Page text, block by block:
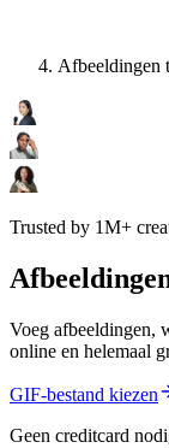
Afbeeldingen
Trusted by 1M+
Voeg afbeeldingen,
online en helemaal
GIF-bestand kiezen
Geen creditcard